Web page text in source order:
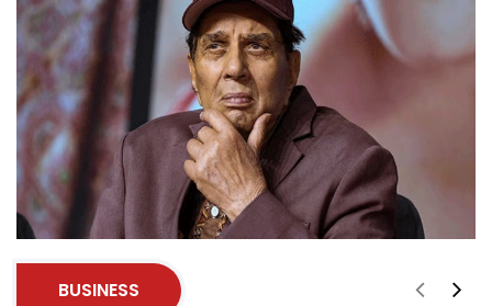
BUSINESS